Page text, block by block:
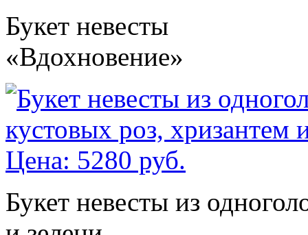
Букет невесты
«Вдохновение»
Букет невесты из